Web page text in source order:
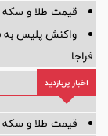
قیمت طلا و سکه امروز
واکنش پلیس به
فراجا
اخبار پربازدید
قیمت طلا و سکه امروز